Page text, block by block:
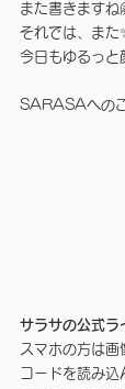
また書きます
それでは、また
今日もゆるっ
SARASAへの
サラサの公式ラ
スマホの方は
コードを読み